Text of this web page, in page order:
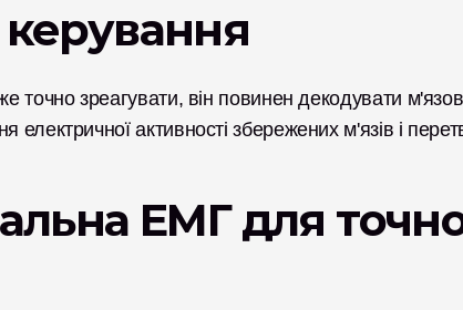
точно зреагувати, він повинен декодувати
електричної активності збережених м'язів і
ЕМГ для